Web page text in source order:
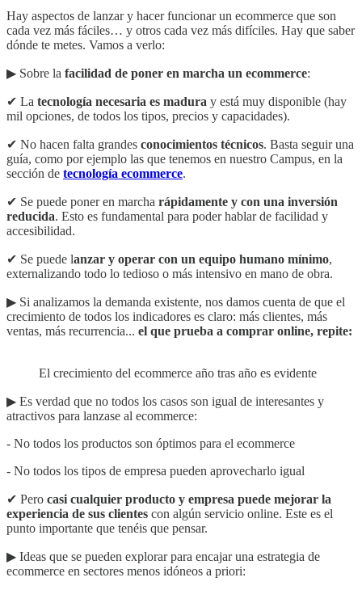
Hay aspectos de lanzar y hacer funcionar un ecommerce que son
cada vez más fáciles… y otros cada vez más difíciles. Hay que saber
dónde te metes. Vamos a verlo:
▶︎ Sobre la facilidad de poner en marcha un ecommerce:
✔ La tecnología necesaria es madura y está muy disponible (hay
mil opciones, de todos los tipos, precios y capacidades).
✔ No hacen falta grandes conocimientos técnicos. Basta seguir una
guía, como por ejemplo las que tenemos en nuestro Campus, en la
sección de tecnología ecommerce.
✔ Se puede poner en marcha rápidamente y con una inversión
reducida. Esto es fundamental para poder hablar de facilidad y
accesibilidad.
✔ Se puede lanzar y operar con un equipo humano mínimo,
externalizando todo lo tedioso o más intensivo en mano de obra.
▶︎ Si analizamos la demanda existente, nos damos cuenta de que el
crecimiento de todos los indicadores es claro: más clientes, más
ventas, más recurrencia... el que prueba a comprar online, repite:
El crecimiento del ecommerce año tras año es evidente
▶︎ Es verdad que no todos los casos son igual de interesantes y
atractivos para lanzase al ecommerce:
- No todos los productos son óptimos para el ecommerce
- No todos los tipos de empresa pueden aprovecharlo igual
✔ Pero casi cualquier producto y empresa puede mejorar la
experiencia de sus clientes con algún servicio online. Este es el
punto importante que tenéis que pensar.
▶︎ Ideas que se pueden explorar para encajar una estrategia de
ecommerce en sectores menos idóneos a priori: